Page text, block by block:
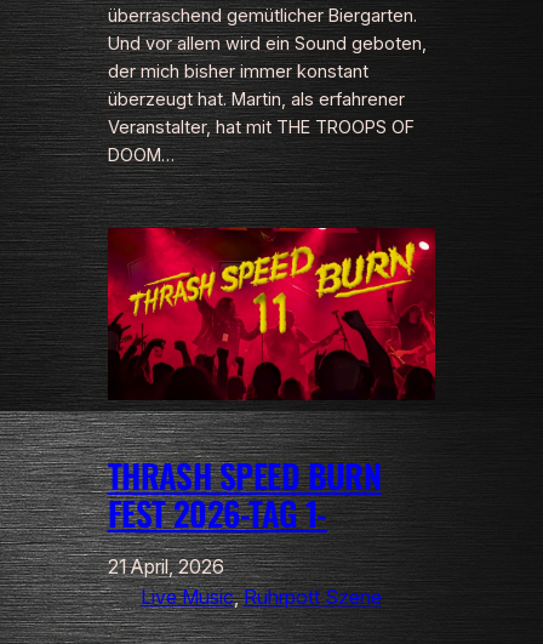
überraschend gemütlicher Biergarten.
Und vor allem wird ein Sound geboten,
der mich bisher immer konstant
überzeugt hat. Martin, als erfahrener
Veranstalter, hat mit THE TROOPS OF
DOOM…
THRASH SPEED BURN
FEST 2026-TAG 1-
21 April, 2026
Live Music, Ruhrpott Szene